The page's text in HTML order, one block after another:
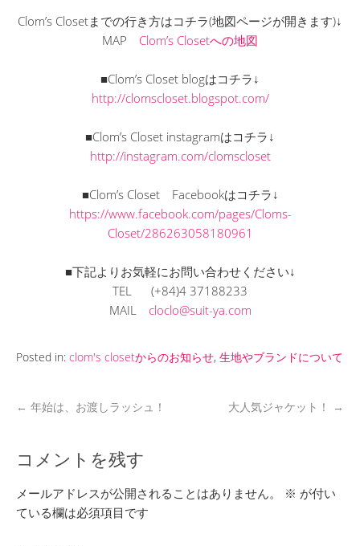
Clom’s Closetまでの行き方はコチラ(地図ページが開きます)↓
MAP Clom’s Closetへの地図
■Clom’s Closet blogはコチラ↓
http://clomscloset.blogspot.com/
■Clom’s Closet instagramはコチラ↓
http://instagram.com/clomscloset
■Clom’s Closet Facebookはコチラ↓
https://www.facebook.com/pages/Cloms-
Closet/286263058180961
■下記よりお気軽にお問い合わせください↓
TEL (+84)4 37188233
MAIL cloclo@suit-ya.com
Posted in: clom's closetからのお知らせ, 生地やブランドについて
← 年始は、お渡しラッシュ！ 大人気ジャケット！ →
コメントを残す
メールアドレスが公開されることはありません。 ※ が付い
ている欄は必須項目です